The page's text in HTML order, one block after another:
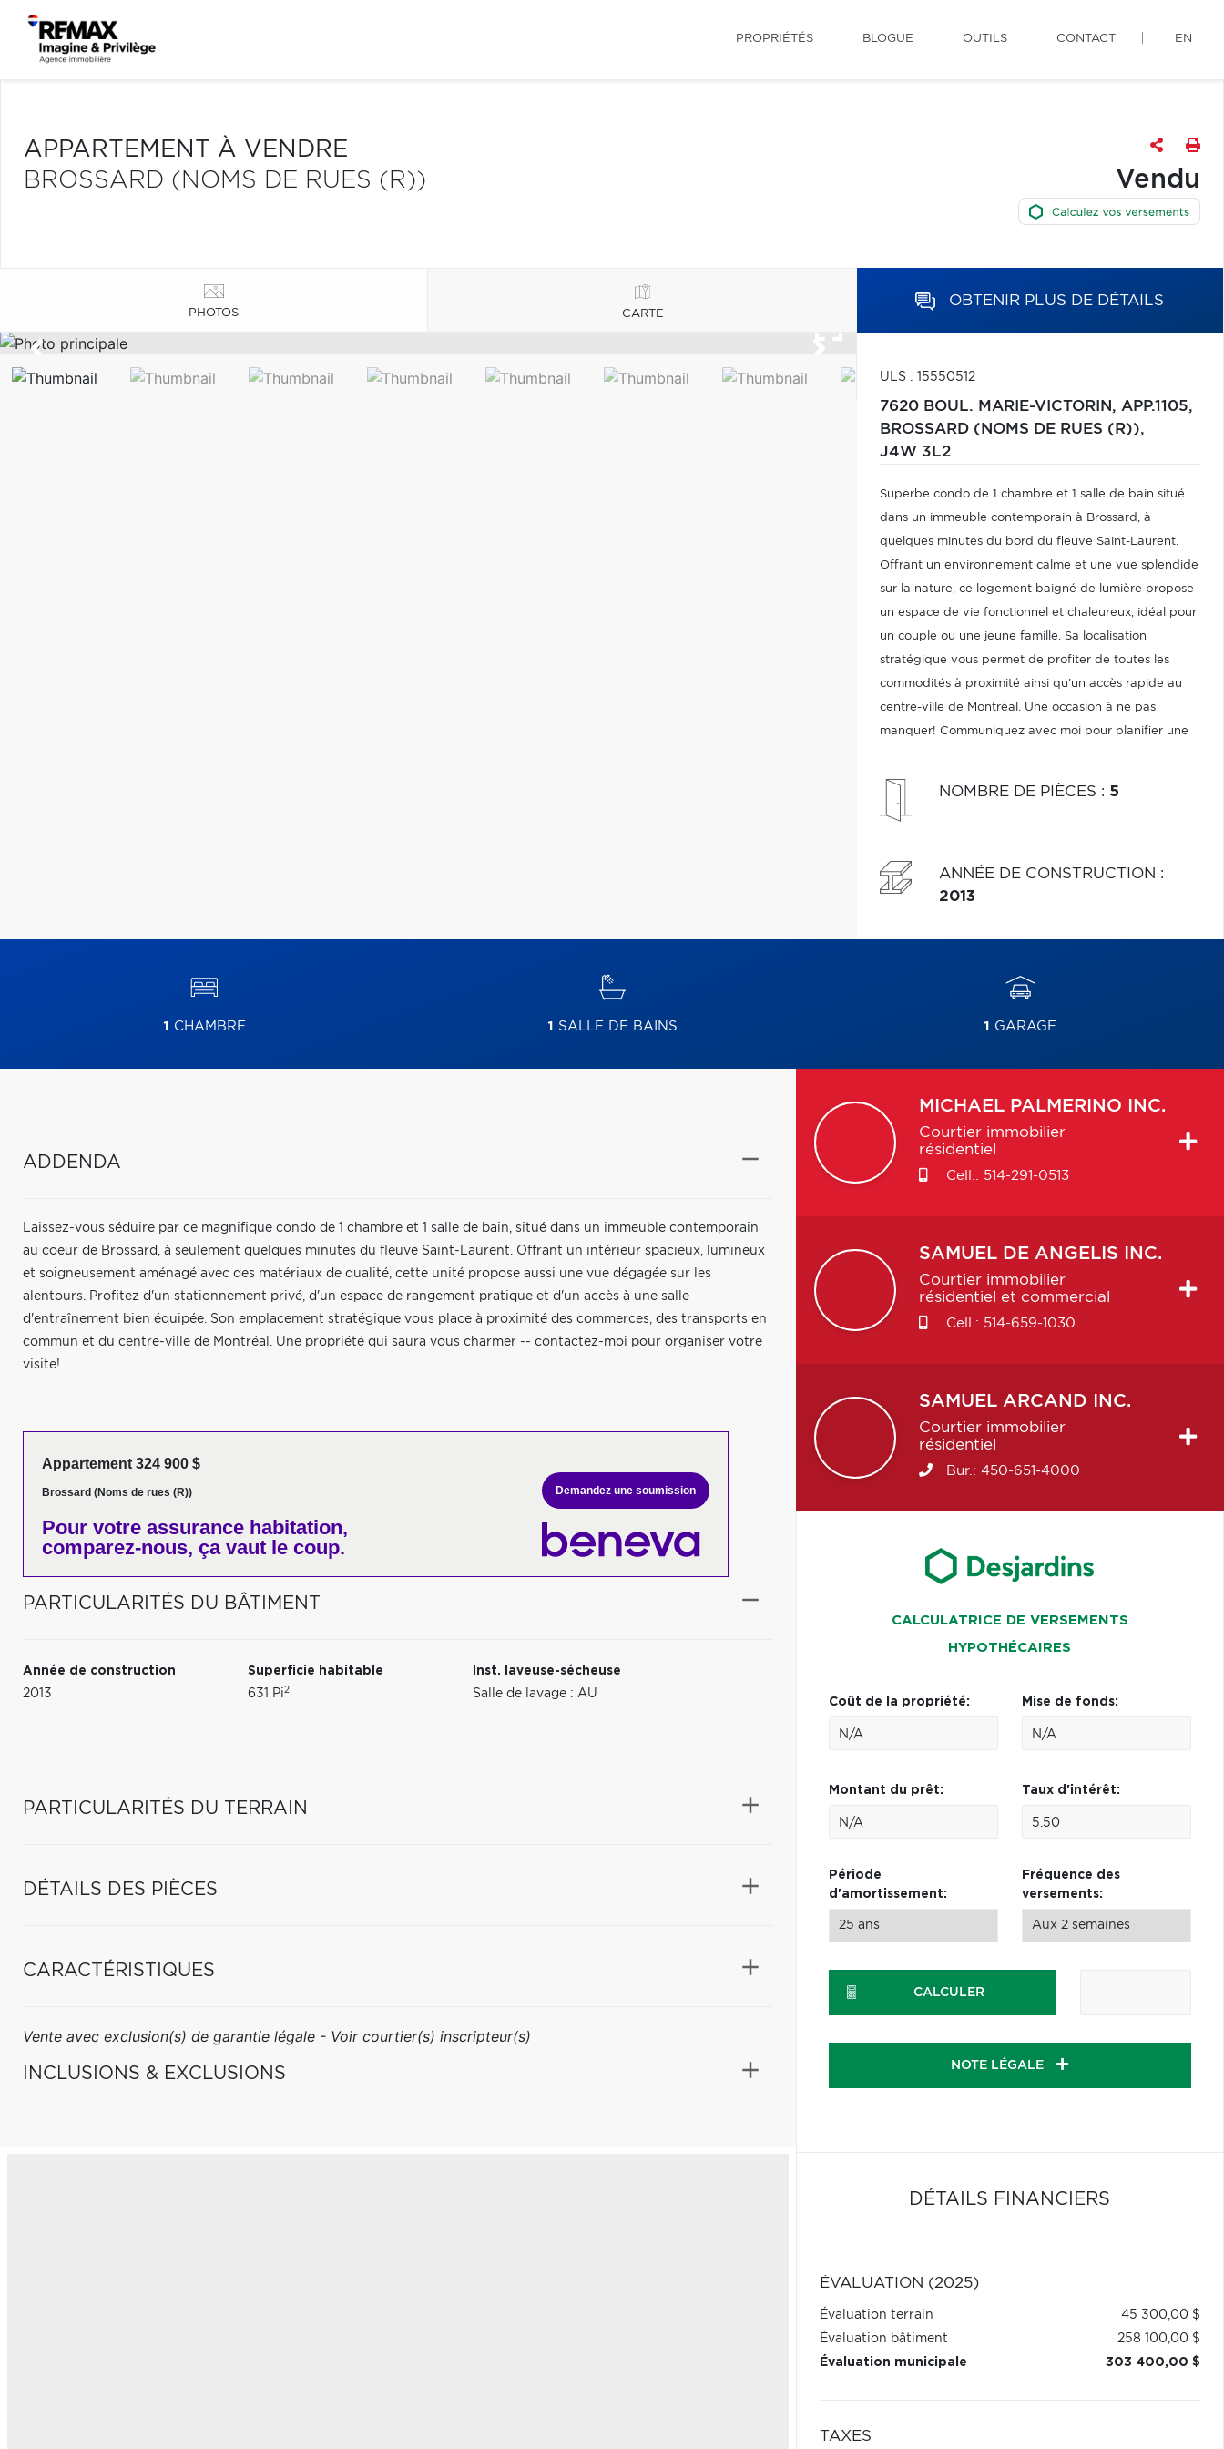
PROPRIÉTÉS BLOGUE OUTILS CONTACT EN
APPARTEMENT À VENDRE
BROSSARD (NOMS DE RUES (R))
Vendu
PHOTOS CARTE
OBTENIR PLUS DE DÉTAILS
ULS : 15550512
7620 BOUL. MARIE-VICTORIN, APP.1105,
BROSSARD (NOMS DE RUES (R)),
J4W 3L2
Superbe condo de 1 chambre et 1 salle de bain situé
dans un immeuble contemporain à Brossard, à
quelques minutes du bord du fleuve Saint-Laurent.
Offrant un environnement calme et une vue splendide
sur la nature, ce logement baigné de lumière propose
un espace de vie fonctionnel et chaleureux, idéal pour
un couple ou une jeune famille. Sa localisation
stratégique vous permet de profiter de toutes les
commodités à proximité ainsi qu'un accès rapide au
centre-ville de Montréal. Une occasion à ne pas
manquer! Communiquez avec moi pour planifier une
NOMBRE DE PIÈCES : 5
ANNÉE DE CONSTRUCTION :
2013
1 CHAMBRE 1 SALLE DE BAINS 1 GARAGE
ADDENDA
Laissez-vous séduire par ce magnifique condo de 1 chambre et 1 salle de bain, situé dans un immeuble contemporain
au coeur de Brossard, à seulement quelques minutes du fleuve Saint-Laurent. Offrant un intérieur spacieux, lumineux
et soigneusement aménagé avec des matériaux de qualité, cette unité propose aussi une vue dégagée sur les
alentours. Profitez d'un stationnement privé, d'un espace de rangement pratique et d'un accès à une salle
d'entraînement bien équipée. Son emplacement stratégique vous place à proximité des commerces, des transports en
commun et du centre-ville de Montréal. Une propriété qui saura vous charmer -- contactez-moi pour organiser votre
visite!
Appartement 324 900 $
Brossard (Noms de rues (R))
Pour votre assurance habitation,
comparez-nous, ça vaut le coup.
Demandez une soumission
PARTICULARITÉS DU BÂTIMENT
Année de construction
2013
Superficie habitable
631 Pi2
Inst. laveuse-sécheuse
Salle de lavage : AU
PARTICULARITÉS DU TERRAIN
DÉTAILS DES PIÈCES
CARACTÉRISTIQUES
Vente avec exclusion(s) de garantie légale - Voir courtier(s) inscripteur(s)
INCLUSIONS & EXCLUSIONS
MICHAEL PALMERINO INC.
Courtier immobilier
résidentiel
Cell.: 514-291-0513
SAMUEL DE ANGELIS INC.
Courtier immobilier
résidentiel et commercial
Cell.: 514-659-1030
SAMUEL ARCAND INC.
Courtier immobilier
résidentiel
Bur.: 450-651-4000
CALCULATRICE DE VERSEMENTS
HYPOTHÉCAIRES
Coût de la propriété: Mise de fonds:
Montant du prêt: Taux d'intérêt:
Période
d'amortissement:
Fréquence des
versements:
CALCULER
NOTE LÉGALE
DÉTAILS FINANCIERS
ÉVALUATION (2025)
Évaluation terrain
45 300,00 $
Évaluation bâtiment
258 100,00 $
Évaluation municipale
303 400,00 $
TAXES